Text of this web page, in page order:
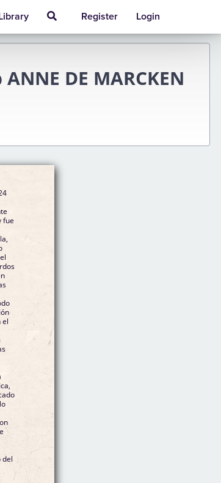
Register Login
DE MARCKEN
el
del